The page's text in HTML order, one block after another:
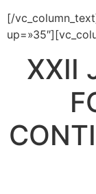
[/
XXII